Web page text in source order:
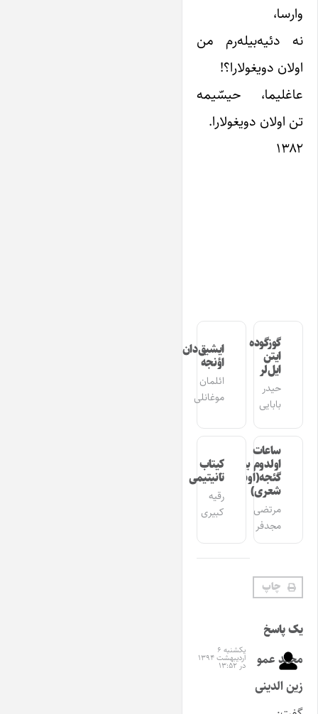
وارسا،
نه دئیه‌بیله‌رم من
اولان دویغولارا؟!
عاغلیما، حیسّیمه
تن اولان دویغولارا.
۱۳۸۲
گوزگوده
ایتن
ایل‌لر
حیدر
بابایی
ایشیق‌دان
اؤنجه
ائلمان
موغانلی
ساعات
اولدوم بیر
گئجه(اوشاق
شعری)
مرتضی
مجدفر
کیتاب
تانیتیمی
رقیه
کبیری
چاپ
یک پاسخ
مجید عمو
زین الدینی
یکشنبه ۶
اردیبهشت ۱۳۹۴
در ۱۳:۵۲